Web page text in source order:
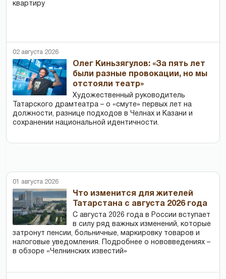
квартиру
02 августа 2026
Олег Киньзягулов: «За пять лет
были разные провокации, но мы
отстояли театр»
Художественный руководитель
Татарского драмтеатра – о «смуте» первых лет на
должности, разнице подходов в Челнах и Казани и
сохранении национальной идентичности.
01 августа 2026
Что изменится для жителей
Татарстана с августа 2026 года
С августа 2026 года в России вступает
в силу ряд важных изменений, которые
затронут пенсии, больничные, маркировку товаров и
налоговые уведомления. Подробнее о нововведениях –
в обзоре «Челнинских известий»